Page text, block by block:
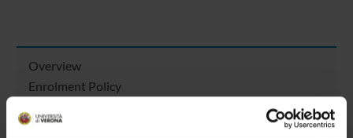
Overview
Enrolment Policy
Academic Calendar